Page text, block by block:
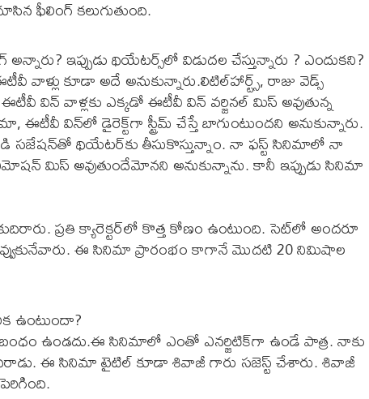
ఫీలింగ్‌ కలుగుతుంది.
ఇప్పుడు థియేటర్స్‌లో విడుదల చేస్తున్నారు ? ఎందుకని?
కూడా అదే అనుకున్నారు.లిటిల్‌హార్ట్స్‌, రాజు వెడ్స్‌
వాళ్లకు ఎక్కడో ఈటీవీ విన్‌ వర్జినల్‌ మిస్‌ అవుతున్న
విన్‌లో డైరెక్ట్‌గా స్ట్రీమ్‌ చేస్తే బాగుంటుందని అనుకున్నారు.
థియేటర్‌కు తీసుకొస్తున్నాం. నా ఫస్ట్‌ సినిమాలో నా
మిస్‌ అవుతుందేమోనని అనుకున్నాను. కానీ ఇప్పుడు సినిమా
ప్రతి క్యారెక్టర్‌లో కొత్త కోణం ఉంటుంది. సెట్‌లో అందరూ
నవ్వుకునేవారు. ఈ సినిమా ప్రారంభం కాగానే మొదటి 20 నిమిషాల
ఉంటుందా?
ఉండదు.ఈ సినిమాలో ఎంతో ఎనర్జిటిక్‌గా ఉండే పాత్ర. నాకు
ఈ సినిమా టైటిల్‌ కూడా శివాజీ గారు సజెస్ట్‌ చేశారు. శివాజీ